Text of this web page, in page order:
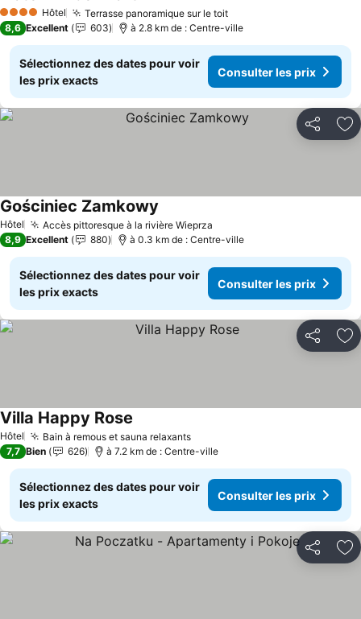
4 Étoiles Hôtel Terrasse panoramique sur le toitConsulter les prix
8,6 Excellent 603 à 2.8 km de : Centre-ville
Sélectionnez des dates pour voir
les prix exacts
Consulter les prix
Partager
Hôtel Accès pittoresque à la rivière Wieprza
Gościniec Zamkowy
8,9 Excellent 880 à 0.3 km de : Centre-ville
Sélectionnez des dates pour voir
les prix exacts
Consulter les prix
Partager
Hôtel Bain à remous et sauna relaxantsConsulter les prix
Villa Happy Rose
7,7 Bien 626 à 7.2 km de : Centre-ville
Sélectionnez des dates pour voir
les prix exacts
Consulter les prix
Partager